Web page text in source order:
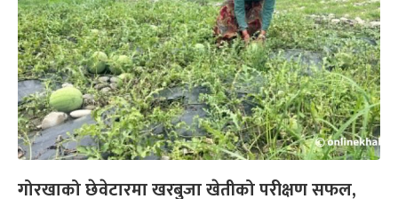
गोरखाको छेवेटारमा खरबुजा खेतीको परीक्षण सफल,